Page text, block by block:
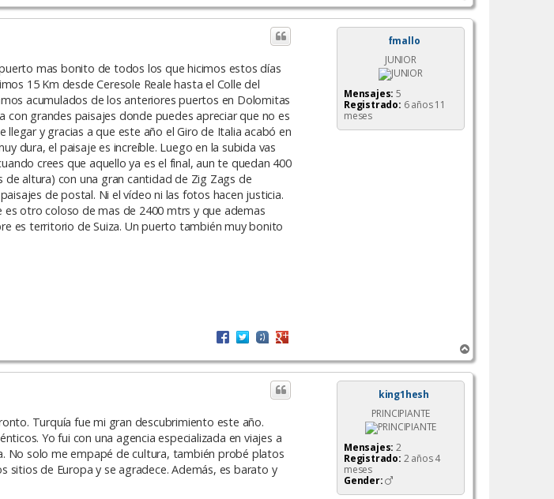
r
r
fmallo
JUNIOR
Mensajes: 5
Registrado: 6 años 11
meses
mas bonito de todos los que hicimos estos días
15 Km desde Ceresole Reale hasta el Colle del
acumulados de los anteriores puertos en Dolomitas
grandes paisajes donde puedes apreciar que no es
y gracias a que este año el Giro de Italia acabó en
dura, el paisaje es increíble. Luego en la subida vas
crees que aquello ya es el final, aun te quedan 400
altura) con una gran cantidad de Zig Zags de
de postal. Ni el vídeo ni las fotos hacen justicia.
es otro coloso de mas de 2400 mtrs y que ademas
es territorio de Suiza. Un puerto también muy bonito
r
r
king1hesh
PRINCIPIANTE
Mensajes: 2
Registrado: 2 años 4
meses
Gender:
Turquía fue mi gran descubrimiento este año.
Yo fui con una agencia especializada en viajes a
No solo me empapé de cultura, también probé platos
de Europa y se agradece. Además, es barato y